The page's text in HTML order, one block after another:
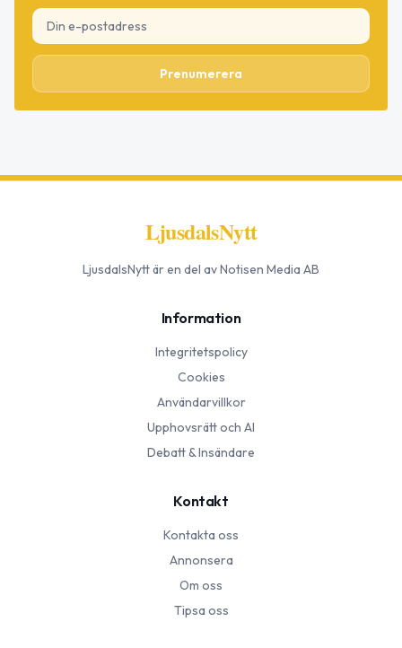
Prenumerera
LjusdalsNytt
LjusdalsNyttär en del av Notisen Media AB
Information
Integritetspolicy
Cookies
Användarvillkor
Upphovsrätt och AI
Debatt & Insändare
Kontakt
Kontakta oss
Annonsera
Om oss
Tipsa oss